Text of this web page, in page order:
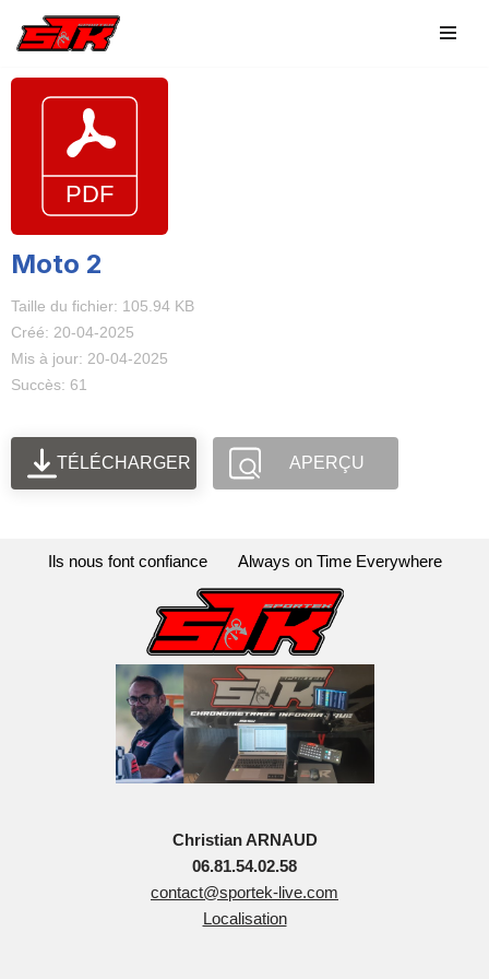
contenu
Moto 2
Taille du fichier: 105.94 KB
Créé: 20-04-2025
Mis à jour: 20-04-2025
Succès: 61
TÉLÉCHARGER APERÇU
Ils nous font confiance Always on Time Everywhere
Christian ARNAUD
06.81.54.02.58
contact@sportek-live.com
Localisation